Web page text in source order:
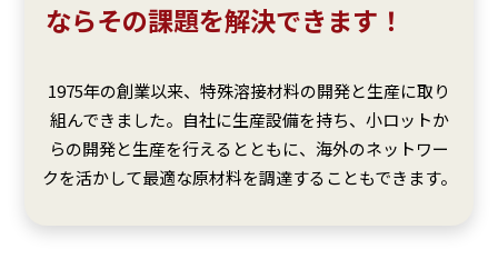
ならその課題を解決できます！
1975年の創業以来、特殊溶接材料の開発と生産に取り
組んできました。自社に生産設備を持ち、小ロットか
らの開発と生産を行えるとともに、海外のネットワー
クを活かして最適な原材料を調達することもできます。